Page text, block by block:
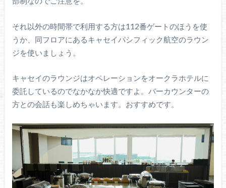
それ以外の時間帯で利用する方は112番ゲートのほうを使
うか、同フロアにあるキャセイパシフィック航空のラウン
ジを使いましょう。
キャセイのラウンジはオペレーションをオークラホテルに
委託しているのでなかなか快適ですよ。バーカウンターの
方との会話も楽しめちゃいます。おすすめです。